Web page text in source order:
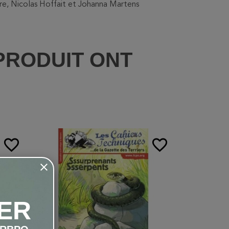
Nicolas Hoffait et Johanna Martens
ONT
favorite_border favorite_border